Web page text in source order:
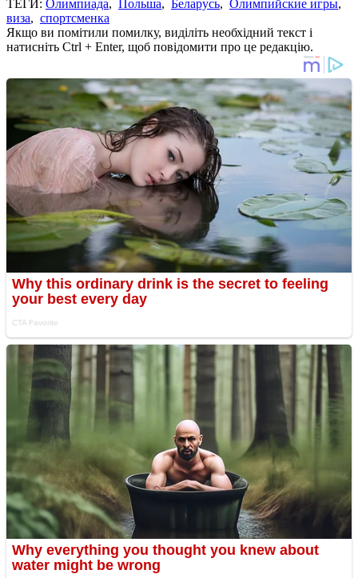
ТЕГИ: Олимпиада, Польша, Беларусь, Олимпийские игры,
виза, спортсменка
Якщо ви помітили помилку, виділіть необхідний текст і
натисніть Ctrl + Enter, щоб повідомити про це редакцію.